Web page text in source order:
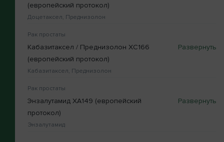
(европейский протокол)
Доцетаксел, Преднизолон
Рак простаты
Кабазитаксел / Преднизолон XC166
(европейский протокол)
Кабазитаксел, Преднизолон
Рак простаты
Энзалутамид XA149 (европейский
протокол)
Энзалутамид